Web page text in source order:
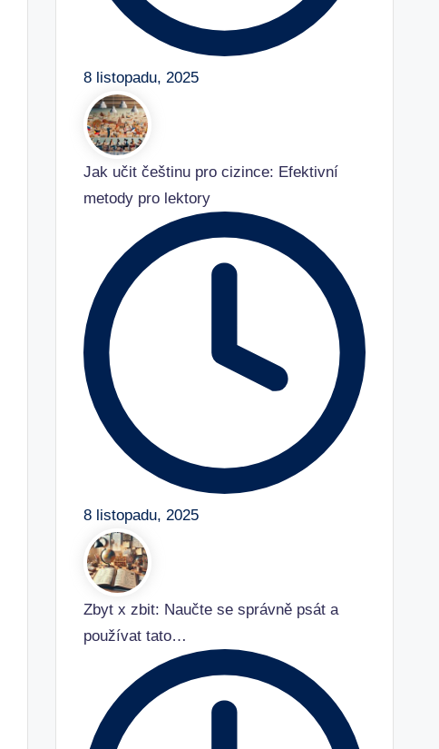
8 listopadu, 2025
Jak učit češtinu pro cizince: Efektivní
metody pro lektory
8 listopadu, 2025
Zbyt x zbit: Naučte se správně psát a
používat tato…